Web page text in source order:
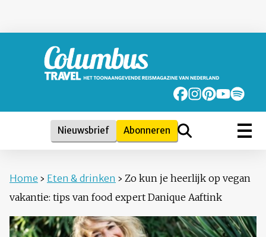
Nieuwsbrief Abonneren
Home › Eten & drinken › Zo kun je heerlijk op vegan
vakantie: tips van food expert Danique Aaftink